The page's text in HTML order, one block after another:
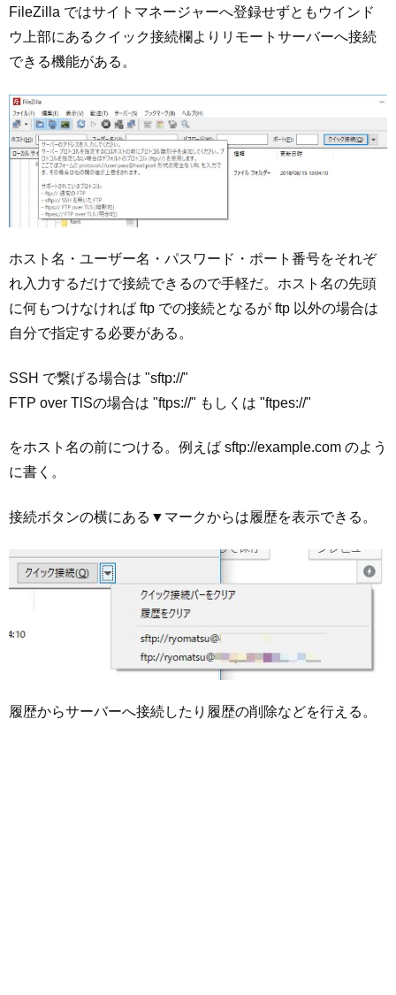
FileZilla ではサイトマネージャーへ登録せずともウインド
ウ上部にあるクイック接続欄よりリモートサーバーへ接続
できる機能がある。
ホスト名・ユーザー名・パスワード・ポート番号をそれぞ
れ入力するだけで接続できるので手軽だ。ホスト名の先頭
に何もつけなければ ftp での接続となるが ftp 以外の場合は
自分で指定する必要がある。
SSH で繋げる場合は "sftp://"
FTP over TlSの場合は "ftps://" もしくは "ftpes://"
をホスト名の前につける。例えば sftp://example.com のよう
に書く。
接続ボタンの横にある▼マークからは履歴を表示できる。
履歴からサーバーへ接続したり履歴の削除などを行える。